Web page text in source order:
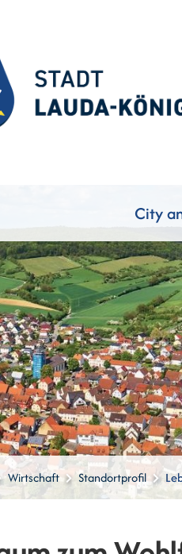
City
Wirtschaft Standortprofil